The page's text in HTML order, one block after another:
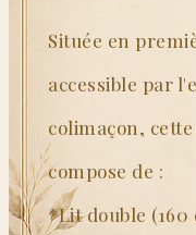
Située en
accessible par
colimaçon,
compose de :
*Lit double (160